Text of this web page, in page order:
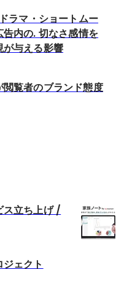
ラマ・ショートムー
内の. 切なさ感情を
与える影響
覧者のブランド態度
ス立ち上げ /
ェクト